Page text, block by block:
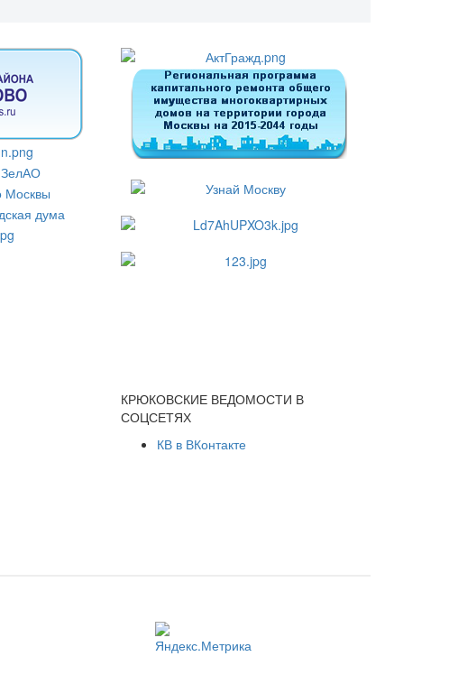
КРЮКОВСКИЕ ВЕДОМОСТИ В
СОЦСЕТЯХ
КВ в ВКонтакте